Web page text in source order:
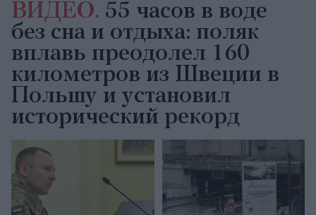
ВИДЕО. 55 часов в воде
без сна и отдыха: поляк
вплавь преодолел 160
километров из Швеции в
Польшу и установил
исторический рекорд